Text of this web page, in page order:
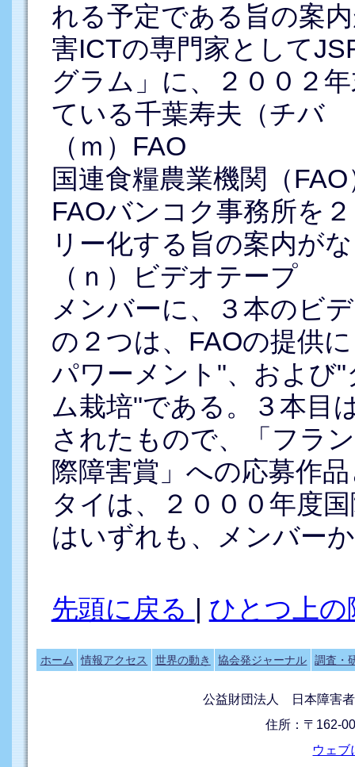
れる予定である旨の案
害ICTの専門家として
グラム」に、２００２
ている千葉寿夫（チバ
（ｍ）FAO
国連食糧農業機関（
FAOバンコク事務所を
リー化する旨の案内が
（ｎ）ビデオテープ
メンバーに、３本のビ
の２つは、FAOの提供
パワーメント"、および
ム栽培"である。３本目
されたもので、「フラ
際障害賞」への応募作
タイは、２０００年度
はいずれも、メンバー
先頭に戻る | ひとつ上の
ホーム 情報アクセス 世界の動き 協会発ジャーナル 調査・
公益財団法人 日本障害
住所：〒162-
ウェブ